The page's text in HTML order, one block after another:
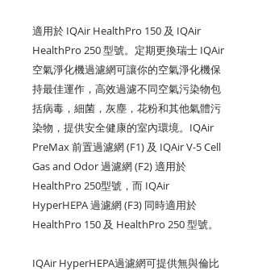
適用於 IQAir HealthPro 150 及 IQAir
HealthPro 250 型號。定期更換瑞士 IQAir
空氣淨化機過濾網可讓你的空氣淨化機保
持最佳運作，高效過濾不同空氣污染物包
括病毒，細菌，灰塵，花粉和其他氣體污
染物，提供安全健康的室內環境。IQAir
PreMax 前置過濾網 (F1) 及 IQAir V-5 Cell
Gas and Odor 過濾網 (F2) 適用於
HealthPro 250型號，而 IQAir
HyperHEPA 過濾網 (F3) 同時適用於
HealthPro 150 及 HealthPro 250 型號。
IQAir HyperHEPA過濾網可提供無與倫比